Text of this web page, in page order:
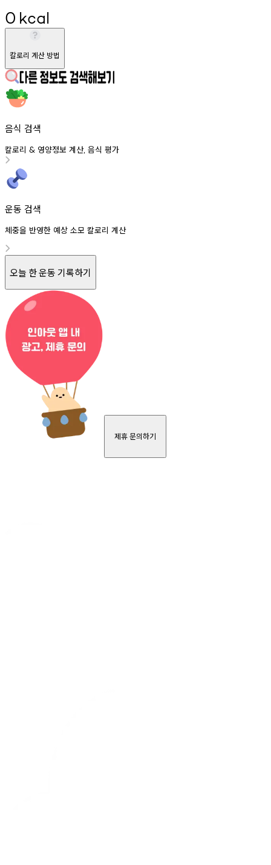
0 kcal
칼로리 계산 방법
음식 검색
칼로리 & 영양정보 계산, 음식 평가
운동 검색
체중을 반영한 예상 소모 칼로리 계산
오늘 한 운동 기록하기
제휴 문의하기